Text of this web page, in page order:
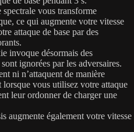
vous transforme
ce qui augmente votre vitesse
attaque de base par des
invoque désormais des
ignorées par les adversaires.
ni n’attaquent de manière
lorsque vous utilisez votre attaque
leur ordonner de charger une
augmente également votre vitesse